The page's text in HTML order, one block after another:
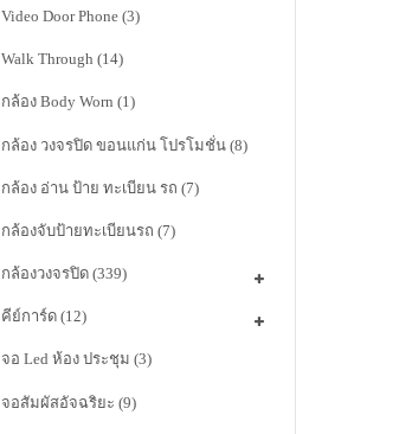
Video Door Phone (3)
Walk Through (14)
กล้อง Body Worn (1)
กล้อง วงจรปิด ขอนแก่น โปรโมชั่น (8)
กล้อง อ่าน ป้าย ทะเบียน รถ (7)
กล้องจับป้ายทะเบียนรถ (7)
กล้องวงจรปิด (339)
คีย์การ์ด (12)
จอ Led ห้อง ประชุม (3)
จอสัมผัสอัจฉริยะ (9)